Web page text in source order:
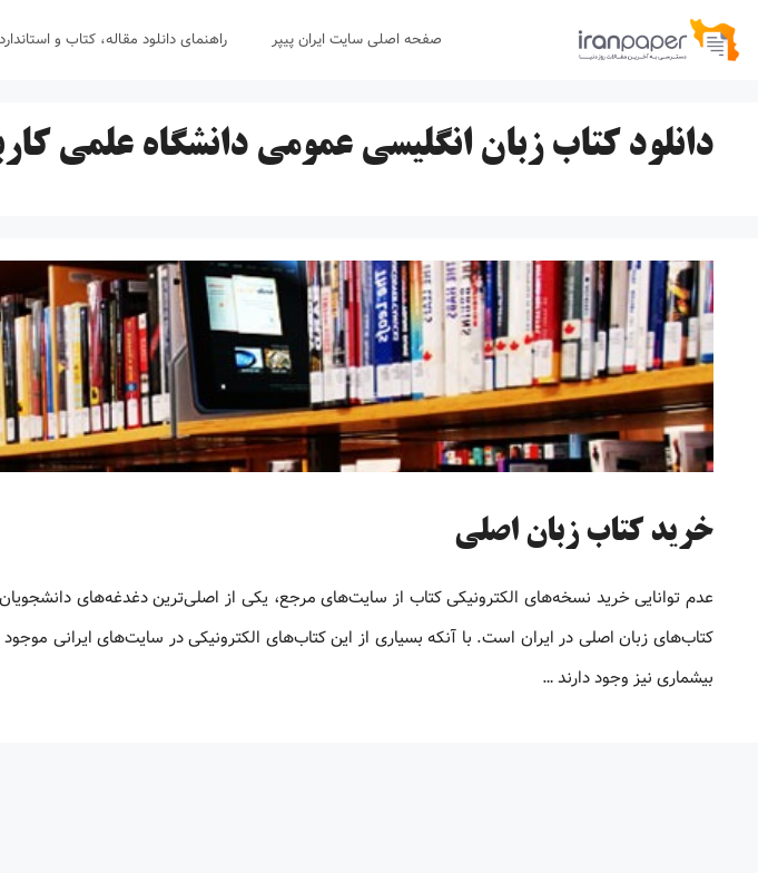
پرش
صفحه اصلی سایت ایران پیپر راهنمای دانلود مقاله، کتاب و استاندارد
دانلود کتاب زبان انگلیسی عمومی دانشگاه علمی
خرید کتاب زبان اصلی
عدم توانایی خرید نسخه‌های الکترونیکی کتاب‌ از سایت‌های مرجع، یکی از اصلی‌ترین دغدغه‌های
کتاب‌های زبان اصلی در ایران است. با آنکه بسیاری از این کتاب‌های الکترونیکی در سایت‌های ایرانی
بیشماری نیز وجود دارند …